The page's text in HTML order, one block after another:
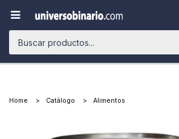

Home Catálogo Alimentos